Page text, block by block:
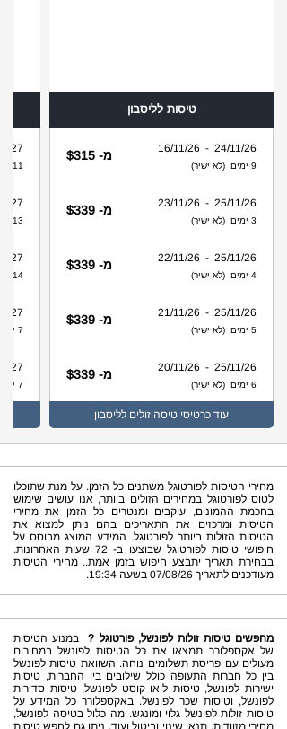
טיסות לליסבון
24/11/26 - 16/11/26
9 ימים (לא ישיר)
מ- $315
25/11/26 - 23/11/26
3 ימים (לא ישיר)
מ- $339
25/11/26 - 22/11/26
4 ימים (לא ישיר)
מ- $339
25/11/26 - 21/11/26
5 ימים (לא ישיר)
מ- $339
25/11/26 - 20/11/26
6 ימים (לא ישיר)
מ- $339
עוד כרטיסי טיסה זולים לליסבון
16/01/27
11 ימים (לא ישיר)
16/01/27
13 ימים (לא ישיר)
16/01/27
14 ימים (לא ישיר)
08/04/27
7 ימים (לא ישיר)
11/05/27
7 ימים (לא ישיר)
מחירי הטיסות לפורטוגל משתנים כל הזמן. על מנת שתוכלו
לטוס לפורטוגל במחירים הזולים ביותר, אנו עושים שימוש
בחכמת ההמונים, עוקבים ומנטרים כל הזמן את מחירי
הטיסות ומרכזים את התאריכים בהם ניתן למצוא את
הטיסות הזולות ביותר לפורטוגל. המידע המוצג מבוסס על
חיפושי טיסות לפורטוגל שבוצעו ב- 72 שעות האחרונות.
בבחירת תאריך יתבצע חיפוש בזמן אמת.. מחירי הטיסות
מעודכנים לתאריך 07/08/26 בשעה 19:34.
מחפשים טיסות זולות לפונשל, פורטוגל ?במנוע הטיסות
של אקספלורר תמצאו את כל הטיסות לפונשל במחירים
מעולים עם פריסת תשלומים נוחה. השוואת טיסות לפונשל
בין כל חברות התעופה כולל שילובים בין החברות, טיסות
ישירות לפונשל, טיסות לואו קוסט לפונשל, טיסות סדירות
לפונשל, וטיסות שכר לפונשל. באקספלורר כל המידע על
טיסות זולות לפונשל גלוי ומונגש. מה כלול בטיסה לפונשל,
מחירי מזוודות, תנאי שינוי וביטול ועוד. ניתן גם לחפש טיסות